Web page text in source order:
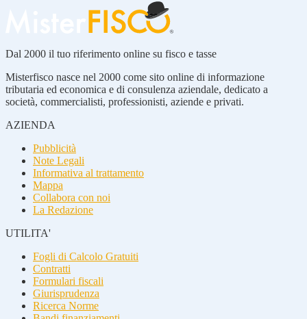
Dal 2000 il tuo riferimento online su fisco e tasse
Misterfisco nasce nel 2000 come sito online di informazione
tributaria ed economica e di consulenza aziendale, dedicato a
società, commercialisti, professionisti, aziende e privati.
AZIENDA
Pubblicità
Note Legali
Informativa al trattamento
Mappa
Collabora con noi
La Redazione
UTILITA'
Fogli di Calcolo Gratuiti
Contratti
Formulari fiscali
Giurisprudenza
Ricerca Norme